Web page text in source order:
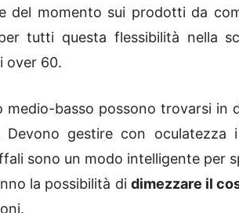
del momento sui prodotti da
tutti questa flessibilità nella
over 60.
basso possono trovarsi in
Devono gestire con oculatezza
sono un modo intelligente per
la possibilità di dimezzare il